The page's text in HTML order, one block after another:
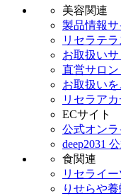
美容関連
製品情報サ
リセラテラ
お取扱い
直営サロン
お取扱い
リセラア
ECサイト
公式オン
deep2031
食関連
リセライ
りせらや